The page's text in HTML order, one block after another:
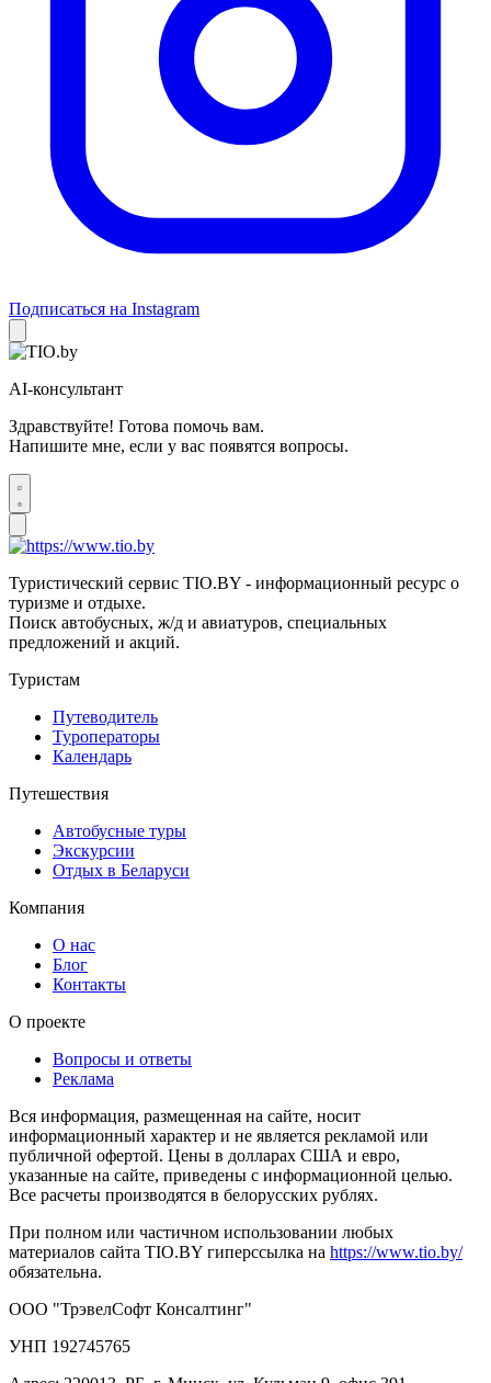
Подписаться на Instagram
AI-консультант
Здравствуйте! Готова помочь вам.
Напишите мне, если у вас появятся вопросы.
Туристический сервис TIO.BY - информационный ресурс о
туризме и отдыхе.
Поиск автобусных, ж/д и авиатуров, специальных
предложений и акций.
Туристам
Путеводитель
Туроператоры
Календарь
Путешествия
Автобусные туры
Экскурсии
Отдых в Беларуси
Компания
О нас
Блог
Контакты
О проекте
Вопросы и ответы
Реклама
Вся информация, размещенная на сайте, носит
информационный характер и не является рекламой или
публичной офертой. Цены в долларах США и евро,
указанные на сайте, приведены с информационной целью.
Все расчеты производятся в белорусских рублях.
При полном или частичном использовании любых
материалов сайта TIO.BY гиперссылка на https://www.tio.by/
обязательна.
ООО "ТрэвелСофт Консалтинг"
УНП 192745765